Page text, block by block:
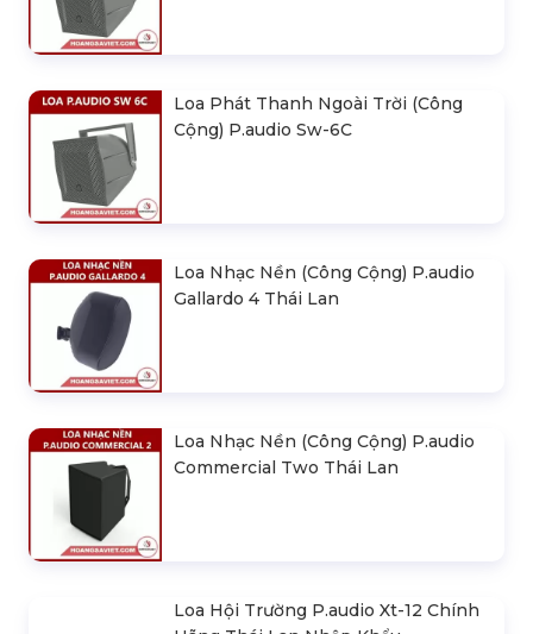
Loa Phát Thanh Ngoài Trời (Công
Cộng) P.audio Sw-6C
Loa Nhạc Nền (Công Cộng) P.audio
Gallardo 4 Thái Lan
Loa Nhạc Nền (Công Cộng) P.audio
Commercial Two Thái Lan
Loa Hội Trường P.audio Xt-12 Chính